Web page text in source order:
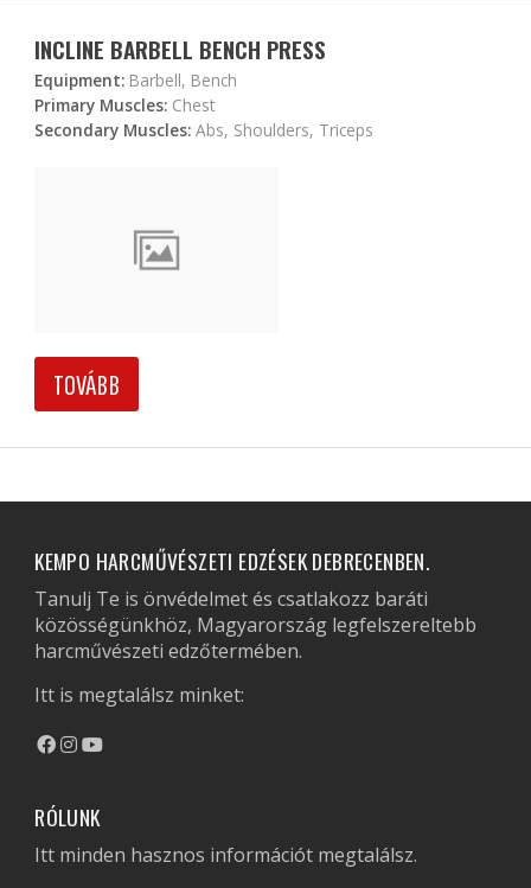
INCLINE BARBELL BENCH PRESS
Equipment: Barbell, Bench
Primary Muscles: Chest
Secondary Muscles: Abs, Shoulders, Triceps
TOVÁBB
KEMPO HARCMŰVÉSZETI EDZÉSEK DEBRECENBEN.
Tanulj Te is önvédelmet és csatlakozz baráti
közösségünkhöz, Magyarország legfelszereltebb
harcművészeti edzőtermében.
Itt is megtalálsz minket:
RÓLUNK
Itt minden hasznos információt megtalálsz.